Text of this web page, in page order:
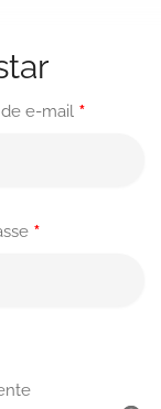
e-mail *
*